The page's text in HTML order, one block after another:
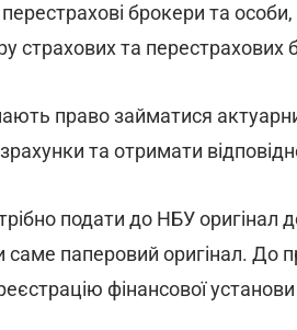
перестрахові брокери та
страхових та перестрахових
право займатися
та отримати
подати до НБУ оригінал
саме паперовий оригінал. До
фінансової